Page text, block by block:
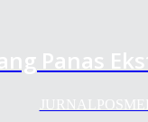
Panas